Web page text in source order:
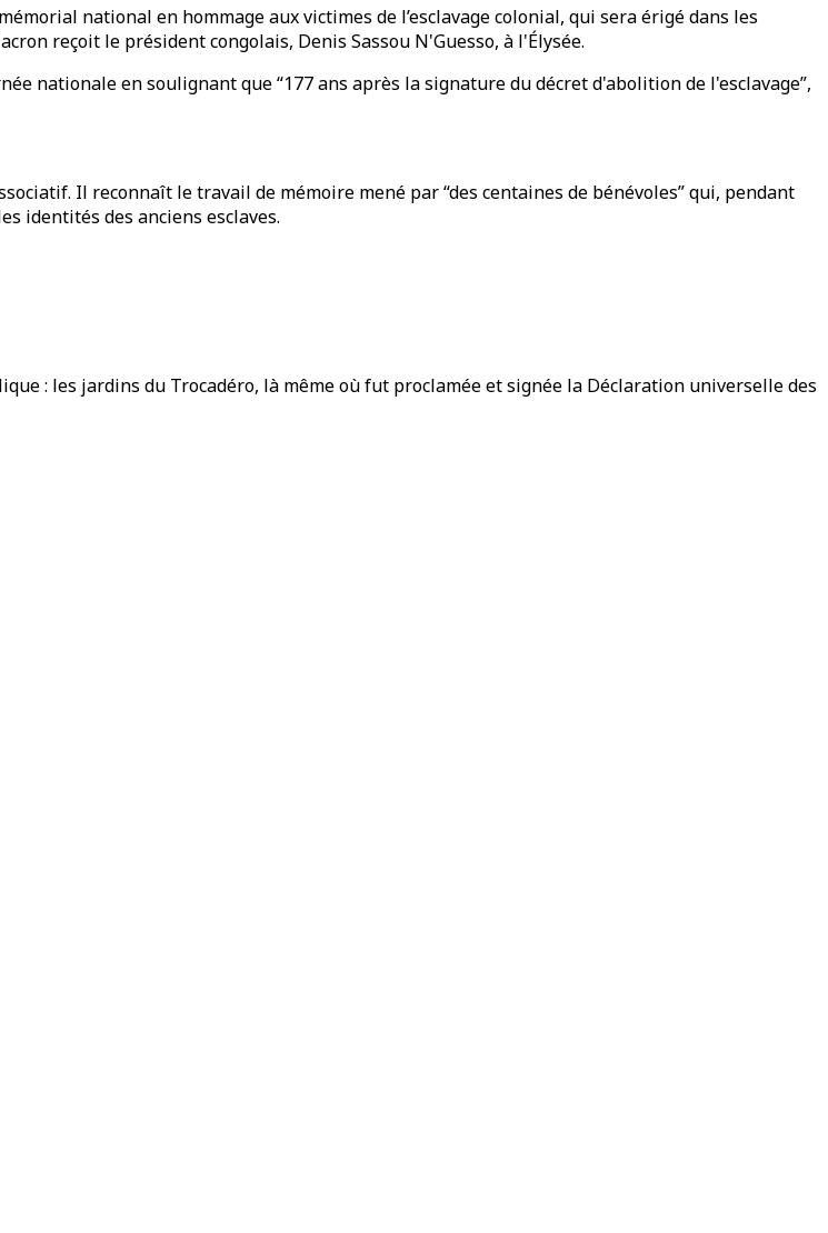
national en hommage aux victimes de l’esclavage colonial, qui sera érigé dans les
reçoit le président congolais, Denis Sassou N'Guesso, à l'Élysée.
nationale en soulignant que “177 ans après la signature du décret d'abolition de l'esclavage”,
Il reconnaît le travail de mémoire mené par “des centaines de bénévoles” qui, pendant
identités des anciens esclaves.
: les jardins du Trocadéro, là même où fut proclamée et signée la Déclaration universelle des